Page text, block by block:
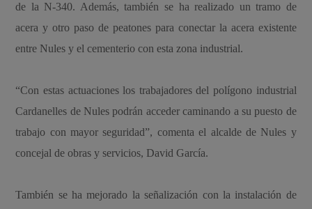
de la N-340. Además, también se ha realizado un tramo de
acera y otro paso de peatones para conectar la acera existente
entre Nules y el cementerio con esta zona industrial.
“Con estas actuaciones los trabajadores del polígono industrial
Cardanelles de Nules podrán acceder caminando a su puesto de
trabajo con mayor seguridad”, comenta el alcalde de Nules y
concejal de obras y servicios, David García.
También se ha mejorado la señalización con la instalación de